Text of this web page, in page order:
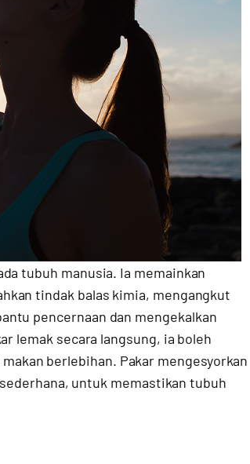
tubuh manusia. Ia memainkan
tindak balas kimia, mengangkut
pencernaan dan mengekalkan
lemak secara langsung, ia boleh
berlebihan. Pakar mengesyorkan
untuk memastikan tubuh